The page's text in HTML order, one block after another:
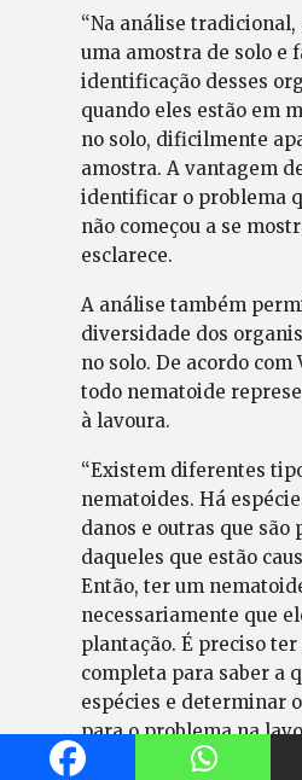
“Na análise tradicional,
uma amostra de solo e
identificação desses
quando eles estão em
no solo, dificilmente
amostra. A vantagem
identificar o problema
não começou a se
esclarece.
A análise também
diversidade dos
no solo. De acordo com
todo nematoide
à lavoura.
“Existem diferentes
nematoides. Há
danos e outras que são
daqueles que estão
Então, ter um
necessariamente que
plantação. É preciso ter
completa para saber a
espécies e determinar
para o problema na